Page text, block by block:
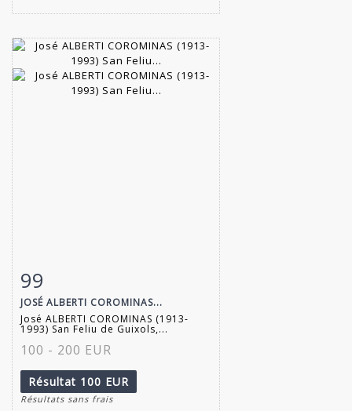
Fiche détaillée
99
JOSÉ ALBERTI COROMINAS...
José ALBERTI COROMINAS (1913-
1993) San Feliu de Guixols,...
100 - 200 EUR
Résultat 100 EUR
Résultats sans frais